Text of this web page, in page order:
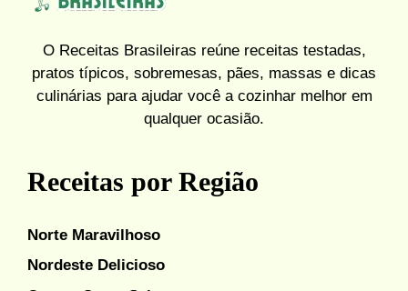
O Receitas Brasileiras reúne receitas testadas,
pratos típicos, sobremesas, pães, massas e dicas
culinárias para ajudar você a cozinhar melhor em
qualquer ocasião.
Receitas por Região
Norte Maravilhoso
Nordeste Delicioso